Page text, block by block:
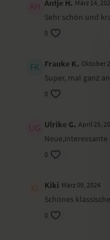
Antje H. März 14,
Sehr schön und
0
Frauke K. Oktober
Super, mal ganz
0
Ulrike G. April 25,
Neue,interessante
0
Kiki März 09, 2024
Schönes
0